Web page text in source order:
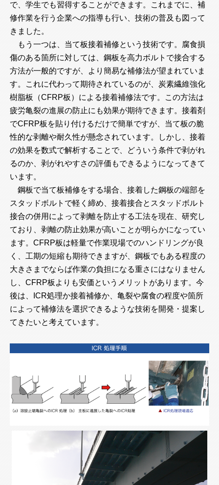
で、学生でも習得することができます。これまでに、補
修作業を行う企業への指導も行い、技術の普及も図って
きました。
もう一つは、当て板接着補修という技術です。腐食損
傷のある箇所に対しては、鋼板を高力ボルトで接合する
方法が一般的ですが、より簡易な補修法が望まれていま
す。これに代わって期待されているのが、炭素繊維強化
樹脂板（CFRP板）による接着補修法です。この方法は
疲労亀裂の進展の防止にも効果が期待できます。接着剤
でCFRP板を貼り付けるだけで簡単ですが、当て板の脆
性的な剥離や耐久性が懸念されています。しかし、接着
の効果を数式で解析することで、どういう条件で剥がれ
るのか、剥がれやすさの評価もできるようになってきて
います。
鋼板で当て板補修をする場合、接着した鋼板の端部を
スタッドボルトで軽く締め、接着接合とスタッドボルト
接合の併用によって剥離を防止する工法を現在、研究し
ており、剥離の防止効果が高いことが明らかになってい
ます。CFRP板は軽量で作業現場でのハンドリングが良
く、工期の短縮も期待できますが、鋼板でもある程度の
大きさまでならば作業の負担になる重さにはなりません
し、CFRP板よりも安価というメリットがあります。今
後は、ICR処理か接着補修か、亀裂や腐食の程度や箇所
によって補修法を選択できるような技術を開発・提案し
てきたいと考えています。